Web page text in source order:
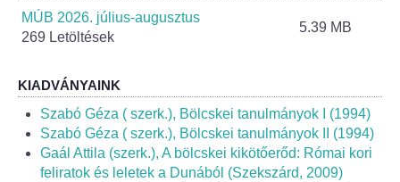
Óvodakert
Háziorvos
Gyermekorvos
MÚB 2026. július-augusztus
269 Letöltések
5.39 MB
KIADVÁNYAINK
Szabó Géza ( szerk.), Bölcskei tanulmányok I (1994)
Szabó Géza ( szerk.), Bölcskei tanulmányok II (1994)
Gaál Attila (szerk.), A bölcskei kikötőerőd: Római kori
feliratok és leletek a Dunából (Szekszárd, 2009)